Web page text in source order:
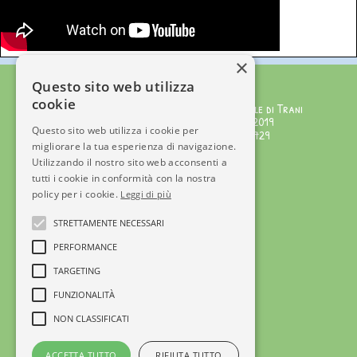
Città dell'Infanzia
Testata giornalistica iscritta al Tribunale di Trani
Numero Registro Stampa 221/2019 del 1/02/2019
Editore: APS Città dell'Infanzia C.F.92072340729
Tel +39 3715600890
Direttore Responsabile: Serena Gisotti
© Copyright 2025
Privacy Policy
Staff di Redazione
×
Questo sito web utilizza
cookie
Questo sito web utilizza i cookie per
migliorare la tua esperienza di navigazione.
Utilizzando il nostro sito web acconsenti a
tutti i cookie in conformità con la nostra
policy per i cookie. Leggi di più
STRETTAMENTE NECESSARI
PERFORMANCE
TARGETING
FUNZIONALITÀ
NON CLASSIFICATI